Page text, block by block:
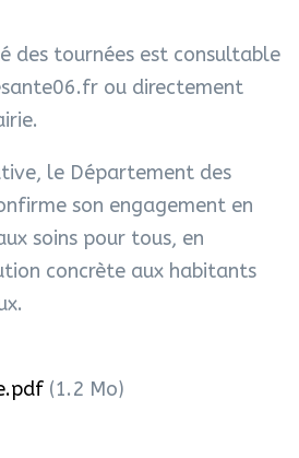
des tournées est consultable
ou directement
le Département des
son engagement en
soins pour tous, en
concrète aux habitants
(1.2 Mo)